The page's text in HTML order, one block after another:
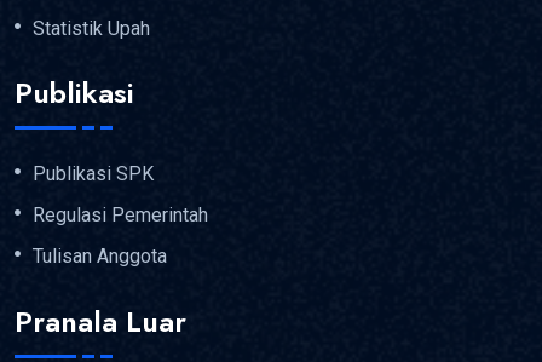
Statistik Upah
Publikasi
Publikasi SPK
Regulasi Pemerintah
Tulisan Anggota
Pranala Luar